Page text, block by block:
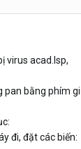
virus acad.lsp,
pan bằng phím
đi, đặt các biến: